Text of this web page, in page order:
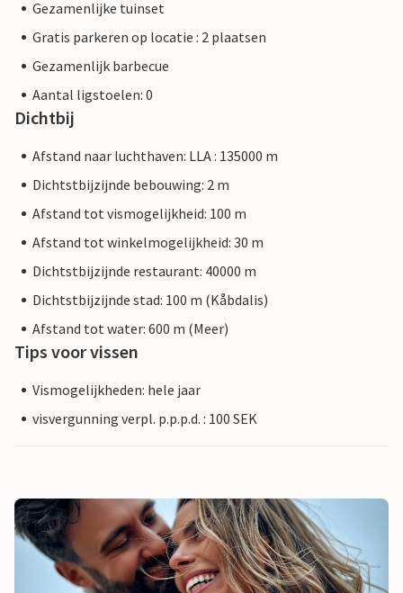
Gezamenlijke tuinset
Gratis parkeren op locatie : 2 plaatsen
Gezamenlijk barbecue
Aantal ligstoelen: 0
Dichtbij
Afstand naar luchthaven: LLA : 135000 m
Dichtstbijzijnde bebouwing: 2 m
Afstand tot vismogelijkheid: 100 m
Afstand tot winkelmogelijkheid: 30 m
Dichtstbijzijnde restaurant: 40000 m
Dichtstbijzijnde stad: 100 m (Kåbdalis)
Afstand tot water: 600 m (Meer)
Tips voor vissen
Vismogelijkheden: hele jaar
visvergunning verpl. p.p.p.d. : 100 SEK